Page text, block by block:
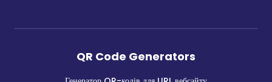
QR Code Generators